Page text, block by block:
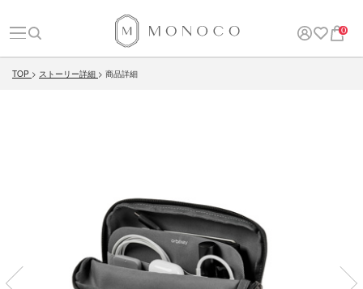
0
TOP ストーリー詳細 商品詳細